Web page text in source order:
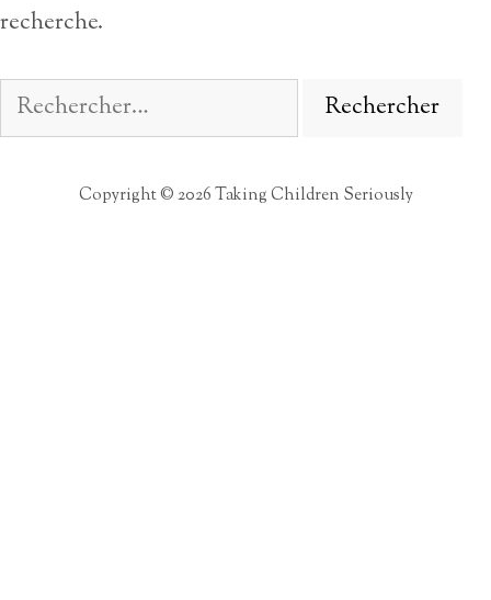
recherche.
Rechercher :
Copyright © 2026 Taking Children Seriously